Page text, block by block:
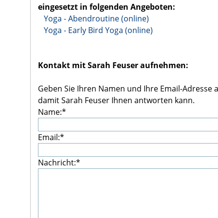
eingesetzt in folgenden Angeboten:
Yoga - Abendroutine (online)
Yoga - Early Bird Yoga (online)
Kontakt mit Sarah Feuser aufnehmen:
Geben Sie Ihren Namen und Ihre Email-Adresse
damit Sarah Feuser Ihnen antworten kann.
Name:*
Email:*
Nachricht:*